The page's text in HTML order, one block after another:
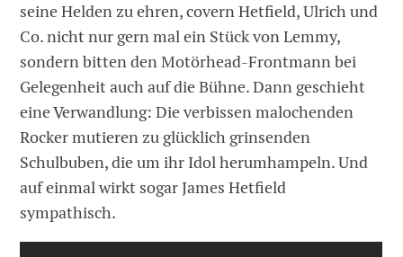
seine Helden zu ehren, covern Hetfield, Ulrich und
Co. nicht nur gern mal ein Stück von Lemmy,
sondern bitten den Motörhead-Frontmann bei
Gelegenheit auch auf die Bühne. Dann geschieht
eine Verwandlung: Die verbissen malochenden
Rocker mutieren zu glücklich grinsenden
Schulbuben, die um ihr Idol herumhampeln. Und
auf einmal wirkt sogar James Hetfield
sympathisch.